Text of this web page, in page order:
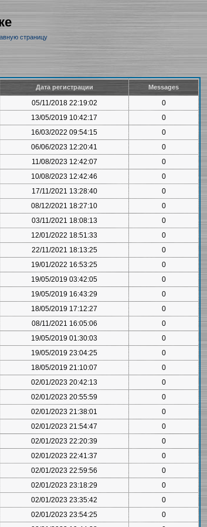
страницу
Дата регистрации Messages
05/11/2018 22:19:02
0
13/05/2019 10:42:17
0
16/03/2022 09:54:15
0
06/06/2023 12:20:41
0
11/08/2023 12:42:07
0
10/08/2023 12:42:46
0
17/11/2021 13:28:40
0
08/12/2021 18:27:10
0
03/11/2021 18:08:13
0
12/01/2022 18:51:33
0
22/11/2021 18:13:25
0
19/01/2022 16:53:25
0
19/05/2019 03:42:05
0
19/05/2019 16:43:29
0
18/05/2019 17:12:27
0
08/11/2021 16:05:06
0
19/05/2019 01:30:03
0
19/05/2019 23:04:25
0
18/05/2019 21:10:07
0
02/01/2023 20:42:13
0
02/01/2023 20:55:59
0
02/01/2023 21:38:01
0
02/01/2023 21:54:47
0
02/01/2023 22:20:39
0
02/01/2023 22:41:37
0
02/01/2023 22:59:56
0
02/01/2023 23:18:29
0
02/01/2023 23:35:42
0
02/01/2023 23:54:25
0